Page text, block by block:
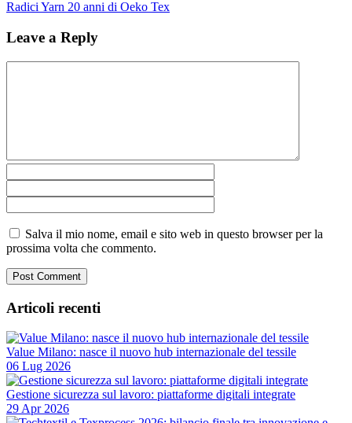
Radici Yarn 20 anni di Oeko Tex
Leave a Reply
Salva il mio nome, email e sito web in questo browser per la
prossima volta che commento.
Articoli recenti
Value Milano: nasce il nuovo hub internazionale del tessile
06 Lug 2026
Gestione sicurezza sul lavoro: piattaforme digitali integrate
29 Apr 2026